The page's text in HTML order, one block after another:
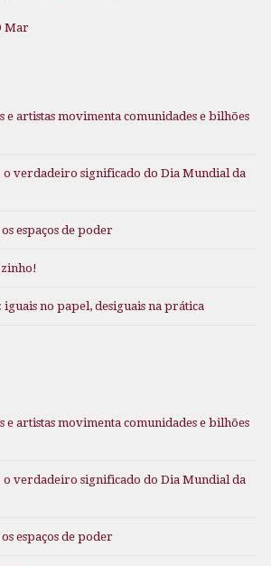
Mar
e artistas movimenta comunidades e bilhões
verdadeiro significado do Dia Mundial da
espaços de poder
no papel, desiguais na prática
e artistas movimenta comunidades e bilhões
verdadeiro significado do Dia Mundial da
espaços de poder